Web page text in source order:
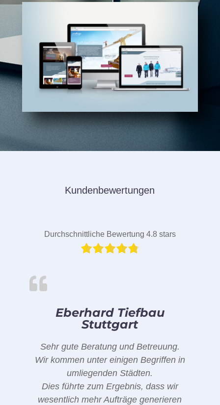
Kundenbewertungen
Durchschnittliche Bewertung 4.8 stars
Eberhard Tiefbau
Stuttgart
Sehr gute Beratung und Betreuung.
Wir kommen unter einigen Begriffen in
umliegenden Städten.
Dies führte zum Ergebnis, dass wir
wesentlich mehr Aufträge generieren